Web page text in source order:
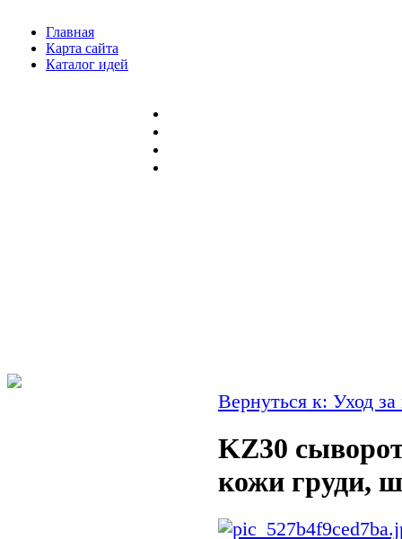
Главная
Карта сайта
Каталог идей
Вернуться к: Уход за
KZ30
кожи груди,